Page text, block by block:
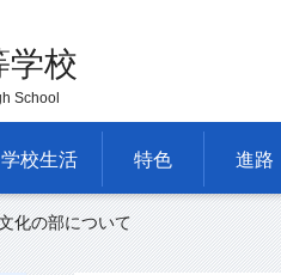
学校
School
学校生活 特色 進路
化の部について